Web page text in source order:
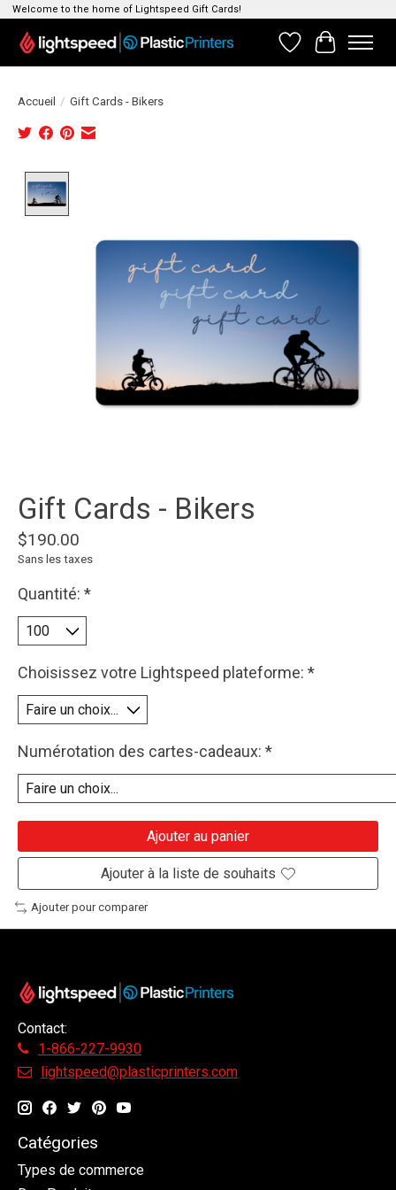
Welcome to the home of Lightspeed Gift Cards!
Liste de souhaits
Panier
Accueil / Gift Cards - Bikers
Gift Cards - Bikers
$190.00
Sans les taxes
Quantité: *
Choisissez votre Lightspeed plateforme: *
Numérotation des cartes-cadeaux: *
Ajouter au panier
Ajouter à la liste de souhaits
Ajouter pour comparer
Contact:
1-866-227-9930
lightspeed@plasticprinters.com
Catégories
Types de commerce